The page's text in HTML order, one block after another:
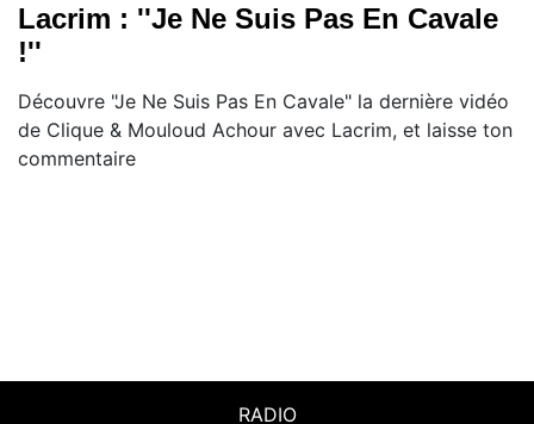
Lacrim : ''Je Ne Suis Pas En Cavale
!''
Découvre "Je Ne Suis Pas En Cavale" la dernière vidéo
de Clique & Mouloud Achour avec Lacrim, et laisse ton
commentaire
RADIO